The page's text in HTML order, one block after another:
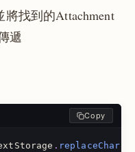
找到的Attachment
遞
Copy
.